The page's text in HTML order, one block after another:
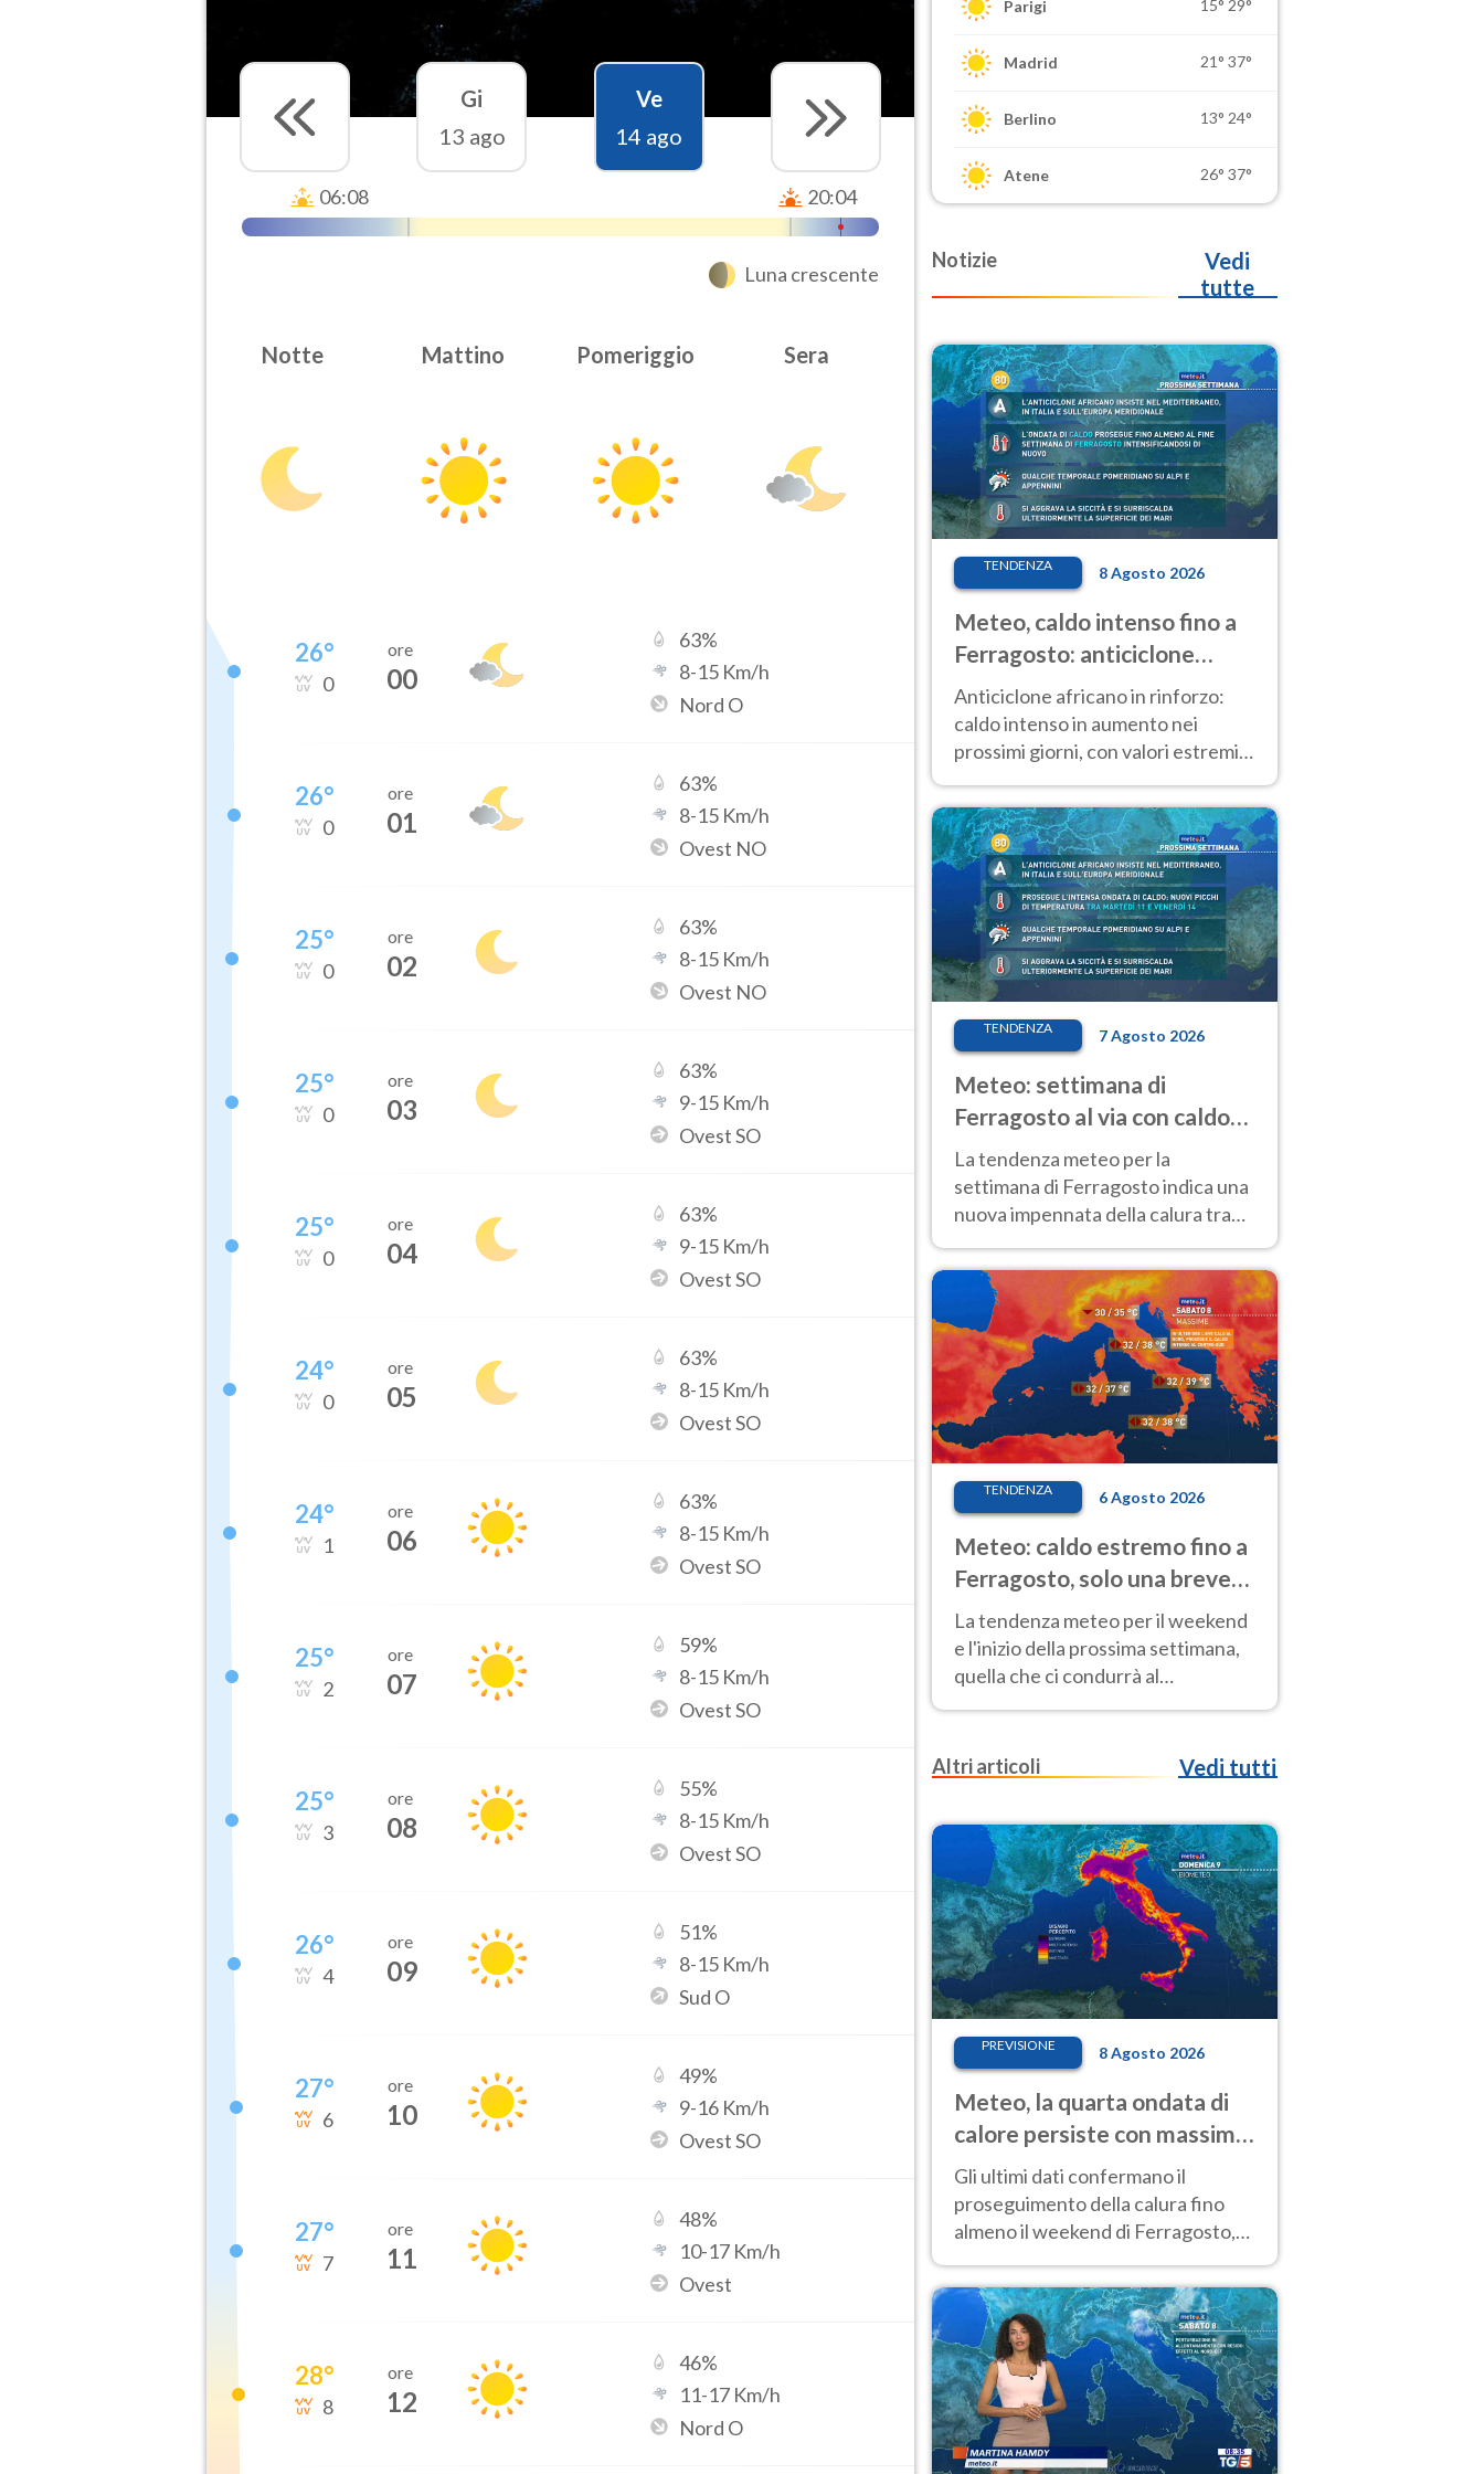
Gi
13 ago
Ve
14 ago
06:08 20:04
Luna crescente
Notte Mattino Pomeriggio Sera
26°
0
ore
00
63%
8-15 Km/h
Nord O
26°
0
ore
01
63%
8-15 Km/h
Ovest NO
25°
0
ore
02
63%
8-15 Km/h
Ovest NO
25°
0
ore
03
63%
9-15 Km/h
Ovest SO
25°
0
ore
04
63%
9-15 Km/h
Ovest SO
24°
0
ore
05
63%
8-15 Km/h
Ovest SO
24°
1
ore
06
63%
8-15 Km/h
Ovest SO
25°
2
ore
07
59%
8-15 Km/h
Ovest SO
25°
3
ore
08
55%
8-15 Km/h
Ovest SO
26°
4
ore
09
51%
8-15 Km/h
Sud O
27°
6
ore
10
49%
9-16 Km/h
Ovest SO
27°
7
ore
11
48%
10-17 Km/h
Ovest
28°
8
ore
12
46%
11-17 Km/h
Nord O
Parigi 15° 29°
Madrid 21° 37°
Berlino 13° 24°
Atene 26° 37°
Notizie
Vedi
tutte
TENDENZA 8 Agosto 2026
Meteo, caldo intenso fino a
Ferragosto: anticiclone
africano ancora
protagonista
Anticiclone africano in rinforzo:
caldo intenso in aumento nei
prossimi giorni, con valori estremi
d’Italia
TENDENZA 7 Agosto 2026
Meteo: settimana di
Ferragosto al via con caldo
intenso e qualche temporale
La tendenza meteo per la
settimana di Ferragosto indica una
nuova impennata della calura tra
anche al Nord.
TENDENZA 6 Agosto 2026
Meteo: caldo estremo fino a
Ferragosto, solo una breve
pausa. Ecco dove
La tendenza meteo per il weekend
e l'inizio della prossima settimana,
quella che ci condurrà al
Ferragosto, vede ancora
Altri articoli
Vedi tutti
PREVISIONE 8 Agosto 2026
Meteo, la quarta ondata di
calore persiste con massime
sempre molto elevate
Gli ultimi dati confermano il
proseguimento della calura fino
almeno il weekend di Ferragosto,
intensificazione prossima
settimana